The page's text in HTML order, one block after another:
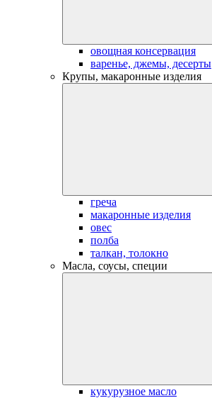
овощная консервация
варенье, джемы, десерты
Крупы, макаронные изделия
греча
макаронные изделия
овес
полба
талкан, толокно
Масла, соусы, специи
кукурузное масло